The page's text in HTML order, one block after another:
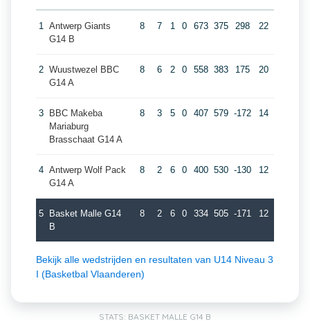
1 Antwerp Giants
G14 B
8 7 1 0 673 375 298 22
2 Wuustwezel BBC
G14 A
8 6 2 0 558 383 175 20
3
BBC Makeba
Mariaburg
Brasschaat G14 A
8 3 5 0 407 579 -172 14
4 Antwerp Wolf Pack
G14 A
8 2 6 0 400 530 -130 12
5
Basket Malle G14
B
8 2 6 0 334 505 -171 12
Bekijk alle wedstrijden en resultaten van U14 Niveau 3
I (Basketbal Vlaanderen)
STATS: BASKET MALLE G14 B